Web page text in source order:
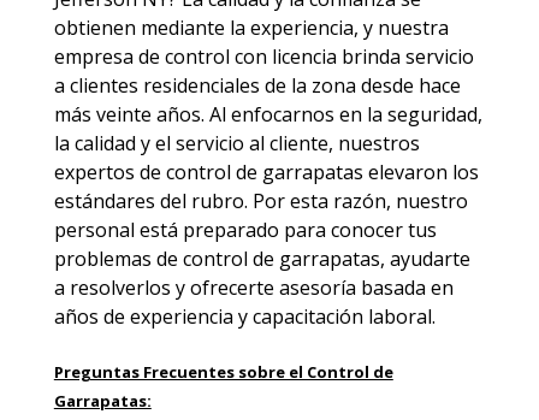
obtienen mediante la experiencia, y nuestra
empresa de control con licencia brinda servicio
a clientes residenciales de la zona desde hace
más veinte años. Al enfocarnos en la seguridad,
la calidad y el servicio al cliente, nuestros
expertos de control de garrapatas elevaron los
estándares del rubro. Por esta razón, nuestro
personal está preparado para conocer tus
problemas de control de garrapatas, ayudarte
a resolverlos y ofrecerte asesoría basada en
años de experiencia y capacitación laboral.
Preguntas Frecuentes sobre el Control de
Garrapatas: